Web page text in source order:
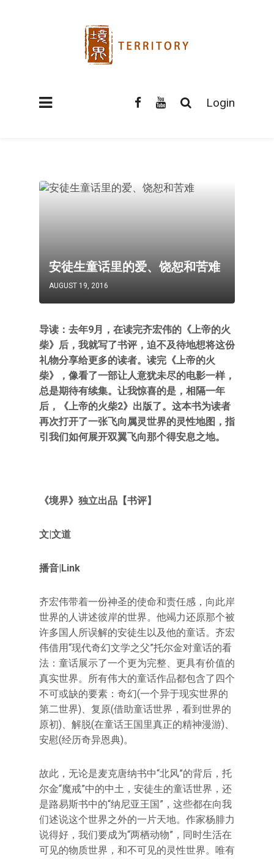
Login
安徒生童话里的爱、饶恕和苦难
AUGUST 19, 2016
导读：去年9月，在读完齐宏伟的《上帝的火
柴》后，我就写了书评，迫不及待地想将这份
礼物分享给更多的读者。读完《上帝的火
柴》，像看了一部让人意犹未尽的电影一样，
总是期待有续集。让我惊喜的是，相隔一年
后，《上帝的火柴2》出版了。这本书为读者
再次打开了一张飞向属灵世界的灵性地图，指
引我们如何展开双翼飞向那个得安息之地。
《境界》独立出品【书评】
文|文道
播音|Link
齐宏伟带着一份神圣的使命和责任感，向此岸
世界的人讲述彼岸的世界。他竭力还原那个被
许多国人所误解的安徒生以及他的童话。齐宏
伟借用“现代奇幻文学之父”托尔金对童话的看
法：童话展示了一个更为完整、更具有价值的
真实世界。所有伟大的童话作品都包含了四个
不可或缺的要素：奇幻(一个异于现实世界的
第二世界)、复原(借助童话世界，看到世界的
原初)、解脱(在童话王国里真正的精神漫游)、
安慰(经历奇异恩典)。
故此，无论是麦克唐纳书中“北风”的背后，托
尔金“魔戒”中的中土，安徒生的童话世界，还
是路易斯书中的“纳尼亚王国”，这些都在向我
们述说这个世界之外的一片天地。作家杨腓力
说得好，我们要成为“两栖动物”，同时生活在
可见的物质世界，和不可见的灵性世界。唯有